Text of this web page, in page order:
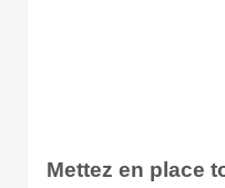
Mettez en place